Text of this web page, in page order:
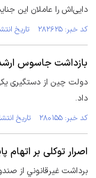
دایی‌اش را عاملان این
کد خبر: ۲۸۲۶۲۵ تاریخ انتشار : ۱۳۹۳/۱۱/۱۵
بازداشت جاسوس
داد.
کد خبر: ۲۸۰۱۵۵ تاریخ انتشار : ۱۳۹۳/۱۰/۲۷
اصرار توكلی بر اتهام
برداشت غيرقانوني از